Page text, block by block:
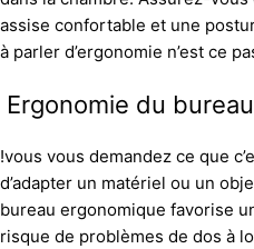
assise confortable et une
à parler d’ergonomie n’est ce
Ergonomie du
!vous vous demandez ce que
d’adapter un matériel ou un
bureau ergonomique favorise
risque de problèmes de dos à